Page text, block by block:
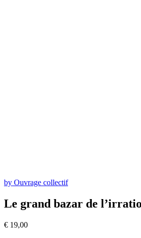
by Ouvrage collectif
Le grand bazar de
€ 19,00